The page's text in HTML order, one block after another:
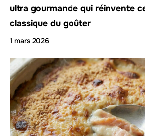
ultra gourmande qui réinvente
classique du goûter
1 mars 2026